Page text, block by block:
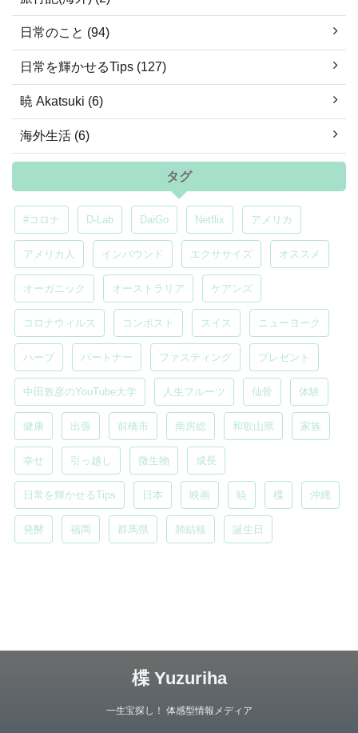
日常のこと (94)
日常を輝かせるTips (127)
暁 Akatsuki (6)
海外生活 (6)
タグ
#コロナ D-Lab DaiGo Netflix アメリカ
アメリカ人 インバウンド エクササイズ オススメ
オーガニック オーストラリア ケアンズ
コロナウィルス コンポスト スイス ニューヨーク
ハーブ パートナー ファスティング プレゼント
中田敦彦のYouTube大学 人生フルーツ 仙骨 体験
健康 出張 前橋市 南房総 和歌山県 家族
幸せ 引っ越し 微生物 成長
日常を輝かせるTips 日本 映画 暁 楪 沖縄
発酵 福岡 群馬県 肺結核 誕生日
楪 Yuzuriha
一生宝探し！ 体感型情報メディア
Copyright© 楪 Yuzuriha , 2026 All Rights Reserved.